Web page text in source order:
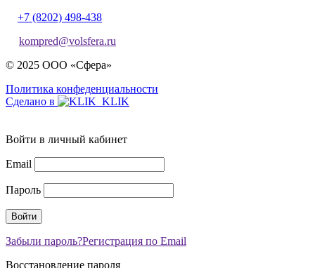
+7 (8202) 498-438
kompred@volsfera.ru
© 2025 ООО «Сфера»
Политика конфеденциальности
Сделано в
Войти в личный кабинет
Email
Пароль
Забыли пароль?Регистрация по Email
Восстановление пароля